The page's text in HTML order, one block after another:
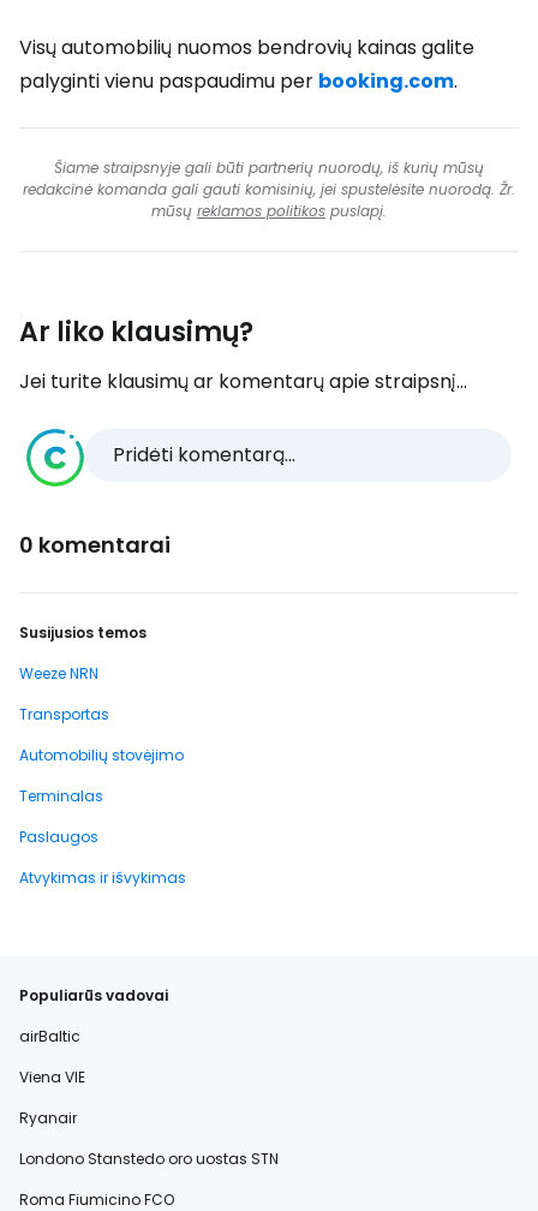
Visų automobilių nuomos bendrovių kainas galite
palyginti vienu paspaudimu per booking.com.
Šiame straipsnyje gali būti partnerių nuorodų, iš kurių mūsų
redakcinė komanda gali gauti komisinių, jei spustelėsite nuorodą. Žr.
mūsų reklamos politikos puslapį.
Ar liko klausimų?
Jei turite klausimų ar komentarų apie straipsnį...
Pridėti komentarą...
0 komentarai
Susijusios temos
Weeze NRN
Transportas
Automobilių stovėjimo
Terminalas
Paslaugos
Atvykimas ir išvykimas
Populiarūs vadovai
airBaltic
Viena VIE
Ryanair
Londono Stanstedo oro uostas STN
Roma Fiumicino FCO